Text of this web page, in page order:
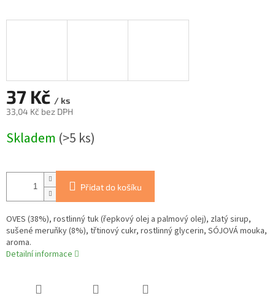
37 Kč / ks
33,04 Kč bez DPH
cena:
Skladem (>5 ks)
Přidat do košíku
OVES (38%), rostlinný tuk (řepkový olej a palmový olej), zlatý sirup,
sušené meruňky (8%), třtinový cukr, rostlinný glycerin, SÓJOVÁ mouka,
aroma.
Detailní informace